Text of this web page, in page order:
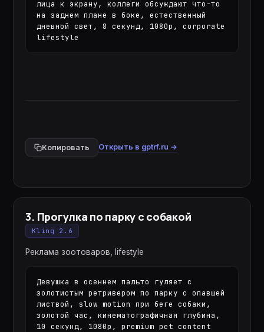
лица к экрану, коллеги обсуждают что-то
на заднем плане в боке, естественный
дневной свет, 8 секунд, 1080p, corporate
lifestyle
Копировать Открыть в gptrf.ru →
3. Прогулка по парку с собакой
Kling 2.6
Реклама зоотоваров, lifestyle
Девушка в осеннем пальто гуляет с
золотистым ретривером по парку с опавшей
листвой, slow motion при беге собаки,
золотой час, кинематографичная глубина,
10 секунд, 1080p, premium pet content